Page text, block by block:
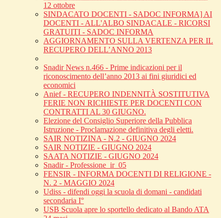
12 ottobre
SINDACATO DOCENTI - SADOC INFORMA] AI
DOCENTI - ALL'ALBO SINDACALE - RICORSI
GRATUITI - SADOC INFORMA
AGGIORNAMENTO SULLA VERTENZA PER IL
RECUPERO DELL’ANNO 2013
Snadir News n.466 - Prime indicazioni per il
riconoscimento dell’anno 2013 ai fini giuridici ed
economici
Anief - RECUPERO INDENNITÀ SOSTITUTIVA
FERIE NON RICHIESTE PER DOCENTI CON
CONTRATTI AL 30 GIUGNO.
Elezione del Consiglio Superiore della Pubblica
Istruzione - Proclamazione definitiva degli eletti.
SAIR NOTIZINA - N.2 - GIUGNO 2024
SAIR NOTIZIE - GIUGNO 2024
SAATA NOTIZIE - GIUGNO 2024
Snadir - Professione_ir_05
FENSIR - INFORMA DOCENTI DI RELIGIONE -
N. 2 - MAGGIO 2024
Udiss - difendi oggi la scuola di domani - candidati
secondaria I°
USB Scuola apre lo sportello dedicato al Bando ATA